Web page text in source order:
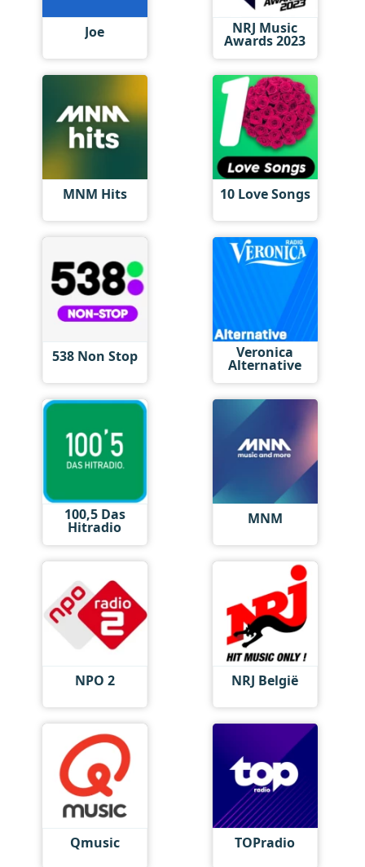
Joe NRJ Music
Awards 2023
MNM Hits 10 Love Songs
538 Non Stop Veronica
Alternative
100,5 Das
Hitradio MNM
NPO 2 NRJ België
Qmusic TOPradio